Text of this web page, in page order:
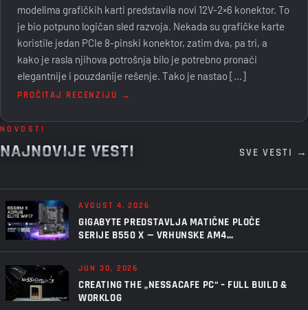
modelima grafičkih karti predstavila novi 12V-2×6 konektor. To
je bio potpuno logičan sled razvoja. Nekada su grafičke karte
koristile jedan PCIe 8-pinski konektor, zatim dva, pa tri, a
kako je rasla njihova potrošnja bilo je potrebno pronaći
elegantnije i pouzdanije rešenje. Tako je nastao […]
PROČITAJ RECENZIJU →
NOVOSTI
NAJNOVIJE VESTI SVE VESTI →
AVGUST 4, 2026
GIGABYTE PREDSTAVLJA MATIČNE PLOČE
SERIJE B550 X — VRHUNSKE AM4
PERFORMANSE, U NOVOM IZDANJU
JUN 30, 2026
CREATING THE „NESSACAFE PC“ – FULL BUILD &
WORKLOG